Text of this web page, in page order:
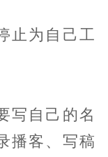
止为自己工
写自己的名
播客、写稿